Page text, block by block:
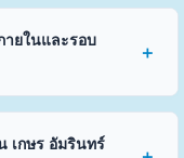
ยในและรอบ
เกษร อัมรินทร์